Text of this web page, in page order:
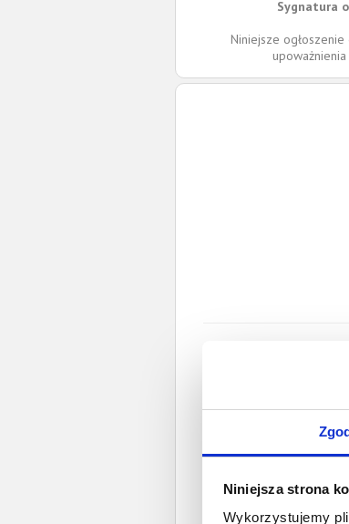
Niniejsza strona
Wykorzystujemy
Sygnatura
Niniejsze